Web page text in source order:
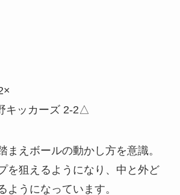
キッカーズ 2-2△
まえボールの動かし方を意識。
を狙えるようになり、中と外ど
ようになっています。